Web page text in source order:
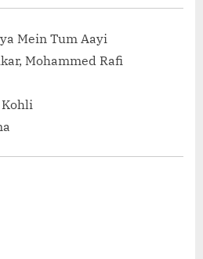
Mein Tum Aayi
Mohammed Rafi
Kohli